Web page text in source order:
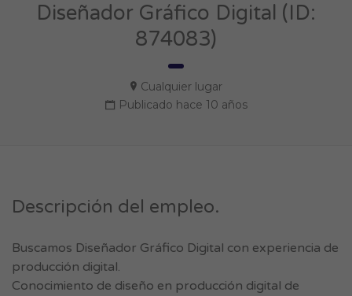
Diseñador Gráfico Digital (ID:
874083)
Cualquier lugar
Publicado hace 10 años
Descripción del empleo.
Buscamos Diseñador Gráfico Digital con experiencia de
producción digital.
Conocimiento de diseño en producción digital de